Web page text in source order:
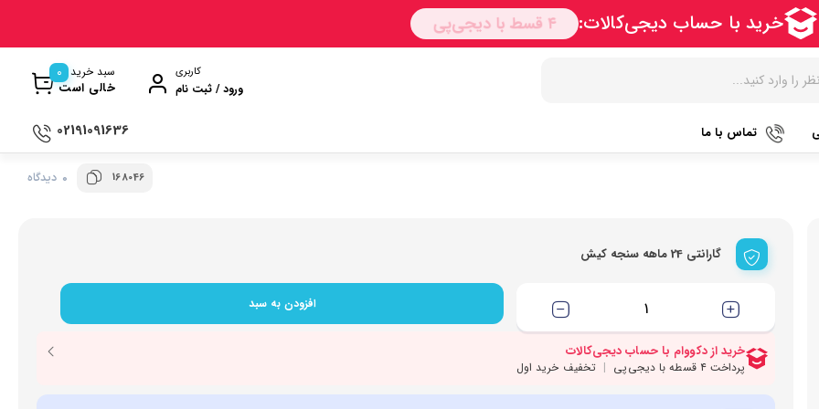
کاربری
ورود / ثبت نام
سبد خرید
خالی است
0
آون توستر
اجاق گاز
پلوپز
فر
ماکروویو
وافل ساز
قهوه جوش
ترازو آشپزخانه
ظروف نگهداری
تماس با ما 02191091636
168046 0 دیدگاه
گارانتی 24 ماهه سنجه کیش
افزودن به سبد